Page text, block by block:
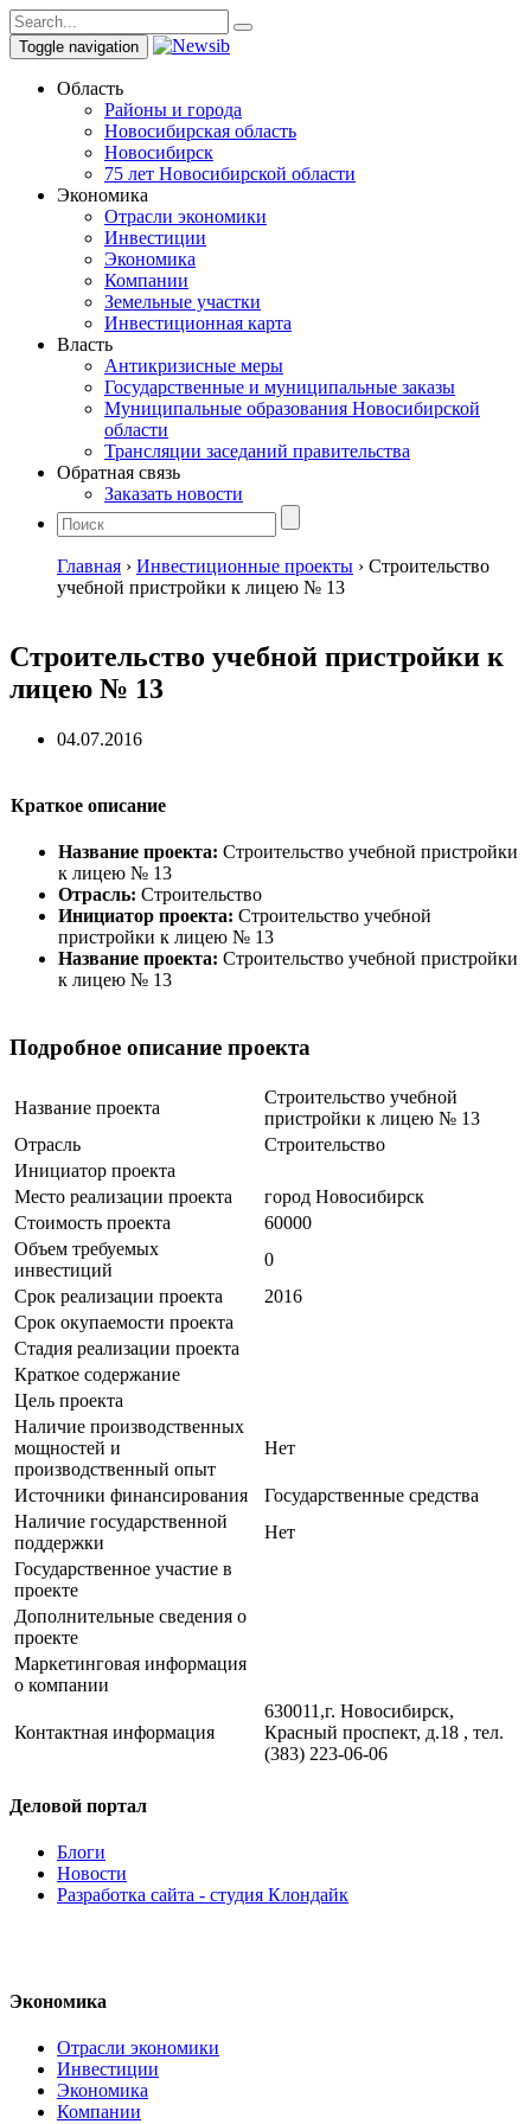
Toggle navigation
Область
Районы и города
Новосибирская область
Новосибирск
75 лет Новосибирской области
Экономика
Отрасли экономики
Инвестиции
Экономика
Компании
Земельные участки
Инвестиционная карта
Власть
Антикризисные меры
Государственные и муниципальные заказы
Муниципальные образования Новосибирской
области
Трансляции заседаний правительства
Обратная связь
Заказать новости
Главная › Инвестиционные проекты › Строительство
учебной пристройки к лицею № 13
Строительство учебной пристройки к
лицею № 13
04.07.2016
Краткое описание
Название проекта: Строительство учебной пристройки
к лицею № 13
Отрасль: Строительство
Инициатор проекта: Строительство учебной
пристройки к лицею № 13
Название проекта: Строительство учебной пристройки
к лицею № 13
Подробное описание проекта
Название проекта
Строительство учебной
пристройки к лицею № 13
Отрасль
Строительство
Инициатор проекта
Место реализации проекта
город Новосибирск
Стоимость проекта
60000
Объем требуемых
инвестиций
0
Срок реализации проекта
2016
Срок окупаемости проекта
Стадия реализации проекта
Краткое содержание
Цель проекта
Наличие производственных
мощностей и
производственный опыт
Нет
Источники финансирования
Государственные средства
Наличие государственной
поддержки
Нет
Государственное участие в
проекте
Дополнительные сведения о
проекте
Маркетинговая информация
о компании
Контактная информация
630011,г. Новосибирск,
Красный проспект, д.18 , тел.
(383) 223-06-06
Деловой портал
Блоги
Новости
Разработка сайта - студия Клондайк
Экономика
Отрасли экономики
Инвестиции
Экономика
Компании